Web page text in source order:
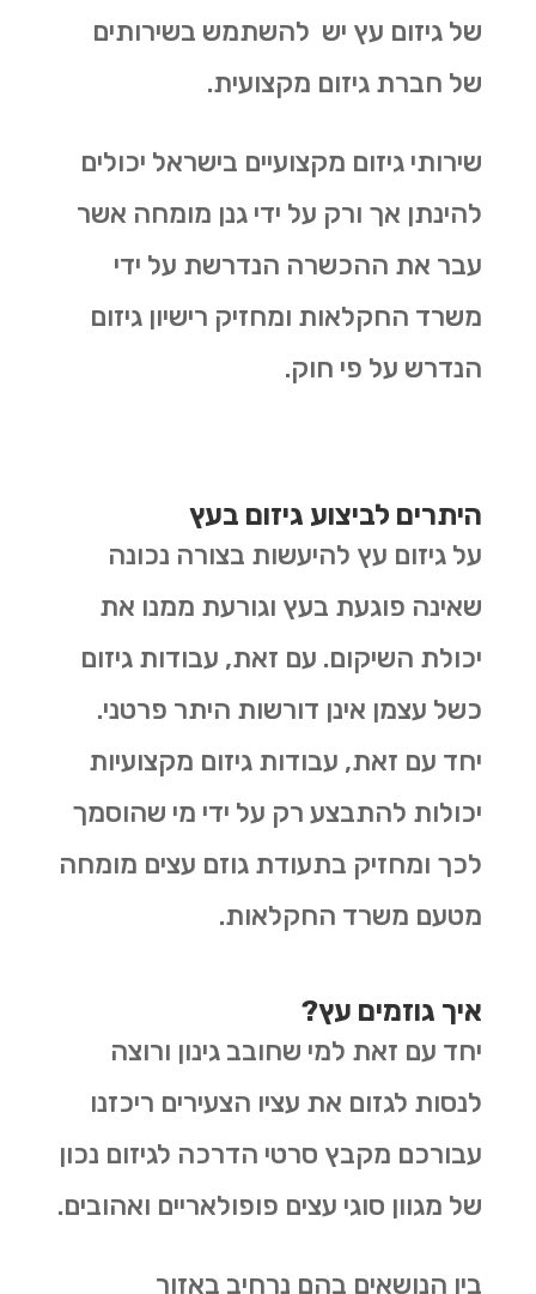
של גיזום עץ יש להשתמש בשירותים
של חברת גיזום מקצועית.
שירותי גיזום מקצועיים בישראל יכולים
להינתן אך ורק על ידי גנן מומחה אשר
עבר את ההכשרה הנדרשת על ידי
משרד החקלאות ומחזיק רישיון גיזום
הנדרש על פי חוק.
היתרים לביצוע גיזום בעץ
על גיזום עץ להיעשות בצורה נכונה
שאינה פוגעת בעץ וגורעת ממנו את
יכולת השיקום. עם זאת, עבודות גיזום
כשל עצמן אינן דורשות היתר פרטני.
יחד עם זאת, עבודות גיזום מקצועיות
יכולות להתבצע רק על ידי מי שהוסמך
לכך ומחזיק בתעודת גוזם עצים מומחה
מטעם משרד החקלאות.
איך גוזמים עץ?
יחד עם זאת למי שחובב גינון ורוצה
לנסות לגזום את עציו הצעירים ריכזנו
עבורכם מקבץ סרטי הדרכה לגיזום נכון
של מגוון סוגי עצים פופולאריים ואהובים.
בין הנושאים בהם נרחיב באזור